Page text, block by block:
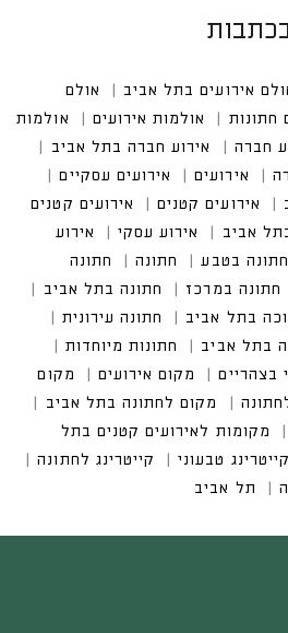
בכתבות
אירועים בתל אביב
אולם אי
אולמות אירועים
אולמות אירוע
אירוע חברה בתל אביב
אירועים עסקיים
אירועים קטנים במרכז
אירוע עסקי בתל אביב